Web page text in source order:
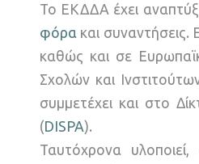
Το ΕΚΔΔΑ έχει
φόρα και
καθώς και σε
Σχολών και
συμμετέχει και στο
(DISPA).
Ταυτόχρονα